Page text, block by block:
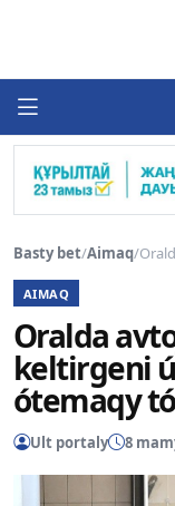
Basty bet/Aimaq/
AIMAQ
Oralda
keltirgeni
ótemaqy
Ult portaly 8